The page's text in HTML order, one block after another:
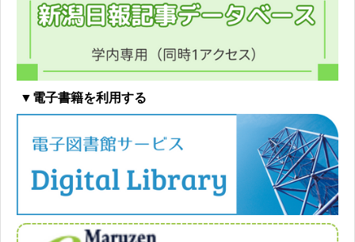
▼電子書籍を利用する